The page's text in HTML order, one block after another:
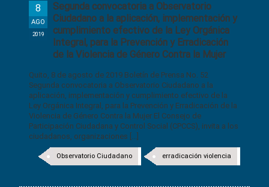
Segunda convocatoria a Observatorio
Ciudadano a la aplicación, implementación y
cumplimiento efectivo de la Ley Orgánica
Integral, para la Prevención y Erradicación
de la Violencia de Género Contra la Mujer
8
AGO
2019
Quito, 8 de agosto de 2019 Boletín de Prensa No. 52
Segunda convocatoria a Observatorio Ciudadano a la
aplicación, implementación y cumplimiento efectivo de la
Ley Orgánica Integral, para la Prevención y Erradicación de la
Violencia de Género Contra la Mujer El Consejo de
Participación Ciudadana y Control Social (CPCCS), invita a los
ciudadanos, organizaciones [...]
erradicación violencia
Observatorio Ciudadano